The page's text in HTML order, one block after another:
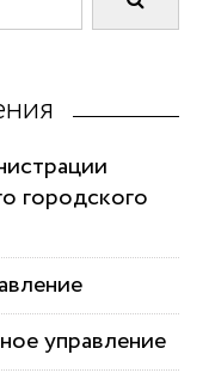
городского
управление